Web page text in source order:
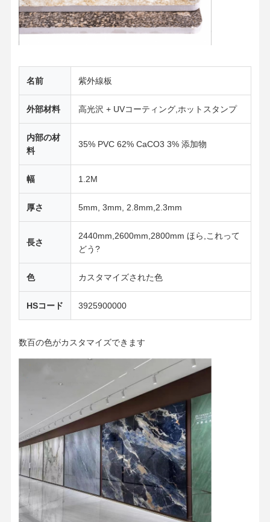
名前 紫外線板
外部材料 高光沢 + UVコーティング,ホットスタンプ
内部の材
料
35% PVC 62% CaCO3 3% 添加物
幅 1.2M
厚さ 5mm, 3mm, 2.8mm,2.3mm
長さ
2440mm,2600mm,2800mm ほら,これって
どう?
色 カスタマイズされた色
HSコード 3925900000
数百の色がカスタマイズできます